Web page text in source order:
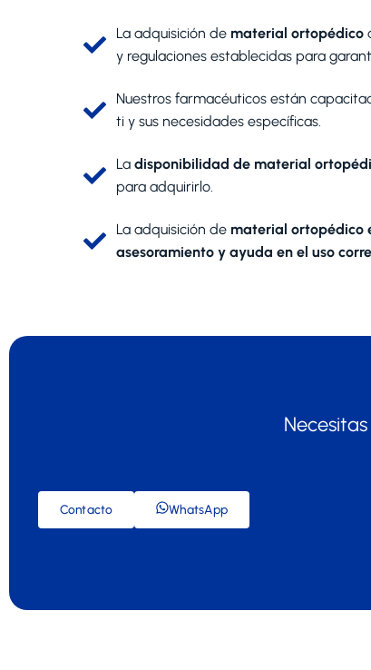
La adquisición de material ortopédico
y regulaciones establecidas para
Nuestros farmacéuticos están
ti y sus necesidades específicas.
Ladisponibilidad de material
para adquirirlo.
La adquisición de material ortopédico
asesoramiento y ayuda en el uso
Contacto WhatsApp